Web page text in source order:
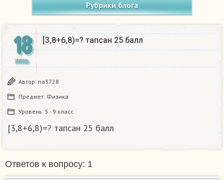
Рубрики блога
18
ИЮНЬ
[3,8+6,8)=? тапсан 25 балл​
Автор: na3728
Предмет: Физика
Уровень: 5 - 9 класс
[3,8+6,8)=? тапсан 25 балл​
Ответов к вопросу: 1